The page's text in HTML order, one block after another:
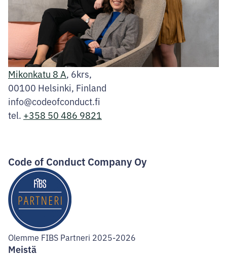
Mikonkatu 8 A, 6krs,
00100 Helsinki, Finland
info@codeofconduct.fi
tel. +358 50 486 9821
Code of Conduct Company Oy
Olemme FIBS Partneri 2025-2026
Meistä